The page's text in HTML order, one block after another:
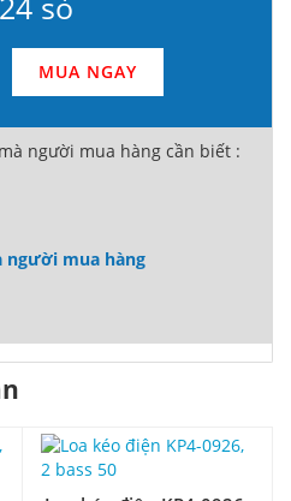
MUA NGAY
người mua hàng cần biết :
người mua hàng